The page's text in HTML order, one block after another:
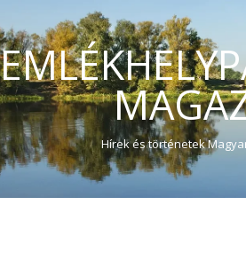
Hírek és történetek